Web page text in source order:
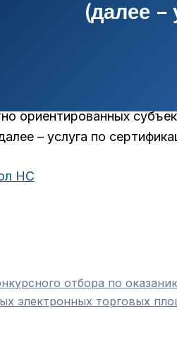
(далее –
ориентированных
– услуга по
НС
отбора по
электронных торговых